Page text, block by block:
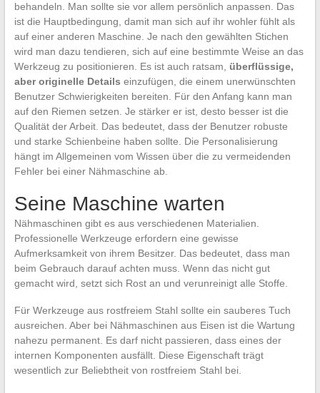
behandeln. Man sollte sie vor allem persönlich anpassen. Das
ist die Hauptbedingung, damit man sich auf ihr wohler fühlt als
auf einer anderen Maschine. Je nach den gewählten Stichen
wird man dazu tendieren, sich auf eine bestimmte Weise an das
Werkzeug zu positionieren. Es ist auch ratsam, überflüssige,
aber originelle Details einzufügen, die einem unerwünschten
Benutzer Schwierigkeiten bereiten. Für den Anfang kann man
auf den Riemen setzen. Je stärker er ist, desto besser ist die
Qualität der Arbeit. Das bedeutet, dass der Benutzer robuste
und starke Schienbeine haben sollte. Die Personalisierung
hängt im Allgemeinen vom Wissen über die zu vermeidenden
Fehler bei einer Nähmaschine ab.
Seine Maschine warten
Nähmaschinen gibt es aus verschiedenen Materialien.
Professionelle Werkzeuge erfordern eine gewisse
Aufmerksamkeit von ihrem Besitzer. Das bedeutet, dass man
beim Gebrauch darauf achten muss. Wenn das nicht gut
gemacht wird, setzt sich Rost an und verunreinigt alle Stoffe.
Für Werkzeuge aus rostfreiem Stahl sollte ein sauberes Tuch
ausreichen. Aber bei Nähmaschinen aus Eisen ist die Wartung
nahezu permanent. Es darf nicht passieren, dass eines der
internen Komponenten ausfällt. Diese Eigenschaft trägt
wesentlich zur Beliebtheit von rostfreiem Stahl bei.